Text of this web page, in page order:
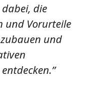
dabei, die
und Vorurteile
und